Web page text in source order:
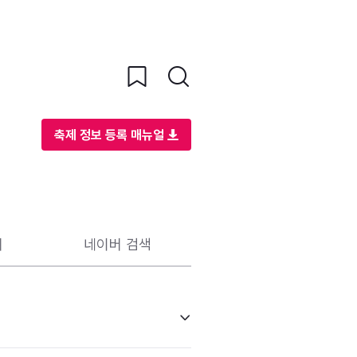
축제 정보 등록 매뉴얼
네이버 검색